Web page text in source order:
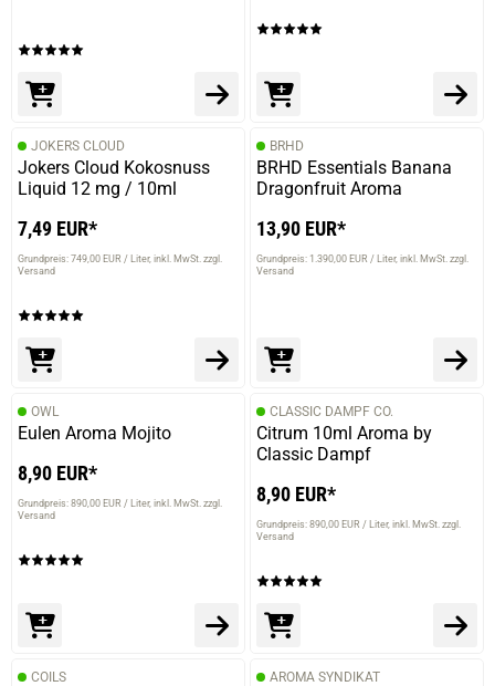
JOKERS CLOUD
Jokers Cloud Kokosnuss
Liquid 12 mg / 10ml
7,49 EUR*
Grundpreis: 749,00 EUR / Liter inkl. MwSt. zzgl.
Versand
BRHD
BRHD Essentials Banana
Dragonfruit Aroma
13,90 EUR*
Grundpreis: 1.390,00 EUR / Liter inkl. MwSt. zzgl.
Versand
OWL
Eulen Aroma Mojito
8,90 EUR*
Grundpreis: 890,00 EUR / Liter inkl. MwSt. zzgl.
Versand
CLASSIC DAMPF CO.
Citrum 10ml Aroma by
Classic Dampf
8,90 EUR*
Grundpreis: 890,00 EUR / Liter inkl. MwSt. zzgl.
Versand
COILS AROMA SYNDIKAT